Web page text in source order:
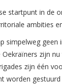
startpunt in de
ambities
simpelweg
zijn
zijn één
worden